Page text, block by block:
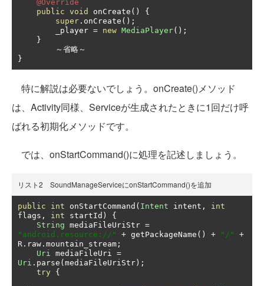
@Override
public void onCreate ()
{
super . onCreate ();
        _player
= new MediaPlayer();
}
～省略～
}
特に解説は必要ないでしょう。onCreate()メソッド
は、Activity同様、Serviceが生成されたときに1回だけ呼
ばれる初期化メソッドです。
では、onStartCommand()に処理を記述しましょう。
リスト2 SoundManageServiceにonStartCommand()を追加
public int onStartCommand ( Intent intent ,
int
flags , int startId )
{
String mediaFileUriStr =
"android.resource://"
+ getPackageName () + "/"
+
R . raw . mountain_stream ;
Uri mediaFileUri =
Uri . parse ( mediaFileUriStr );
try
{